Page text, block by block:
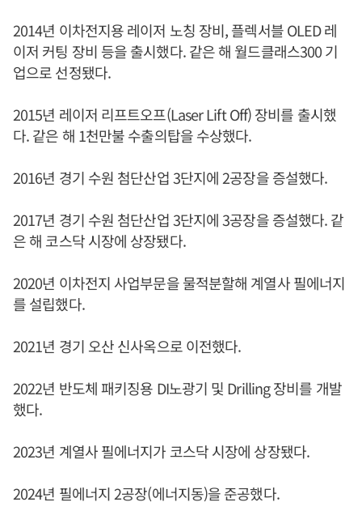
2014년 이차전지용 레이저 노칭 장비, 플렉서블 OLED 레
이저 커팅 장비 등을 출시했다. 같은 해 월드클래스300 기
업으로 선정됐다.
2015년 레이저 리프트오프(Laser Lift Off) 장비를 출시했
다. 같은 해 1천만불 수출의탑을 수상했다.
2016년 경기 수원 첨단산업 3단지에 2공장을 증설했다.
2017년 경기 수원 첨단산업 3단지에 3공장을 증설했다. 같
은 해 코스닥 시장에 상장됐다.
2020년 이차전지 사업부문을 물적분할해 계열사 필에너지
를 설립했다.
2021년 경기 오산 신사옥으로 이전했다.
2022년 반도체 패키징용 DI노광기 및 Drilling 장비를 개발
했다.
2023년 계열사 필에너지가 코스닥 시장에 상장됐다.
2024년 필에너지 2공장(에너지동)을 준공했다.